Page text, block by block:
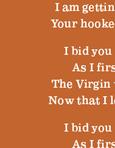
I am
Your
I bid
As I
The Virgin
Now that I
I bid
As I